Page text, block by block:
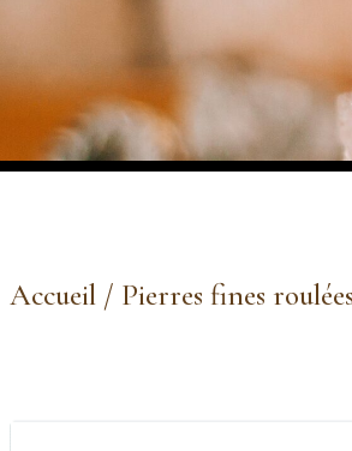
Accueil / Pierres fines roulées